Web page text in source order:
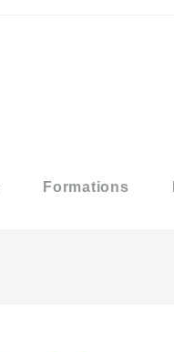
Formations